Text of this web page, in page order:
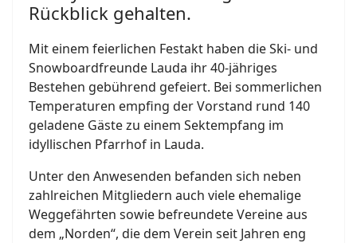
Rückblick gehalten.
Mit einem feierlichen Festakt haben die Ski- und
Snowboardfreunde Lauda ihr 40-jähriges
Bestehen gebührend gefeiert. Bei sommerlichen
Temperaturen empfing der Vorstand rund 140
geladene Gäste zu einem Sektempfang im
idyllischen Pfarrhof in Lauda.
Unter den Anwesenden befanden sich neben
zahlreichen Mitgliedern auch viele ehemalige
Weggefährten sowie befreundete Vereine aus
dem „Norden“, die dem Verein seit Jahren eng